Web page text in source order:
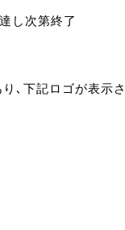
し次第終了
り､下記ロゴが表示